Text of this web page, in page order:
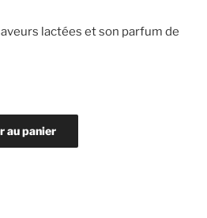
lactées et son parfum de
au panier